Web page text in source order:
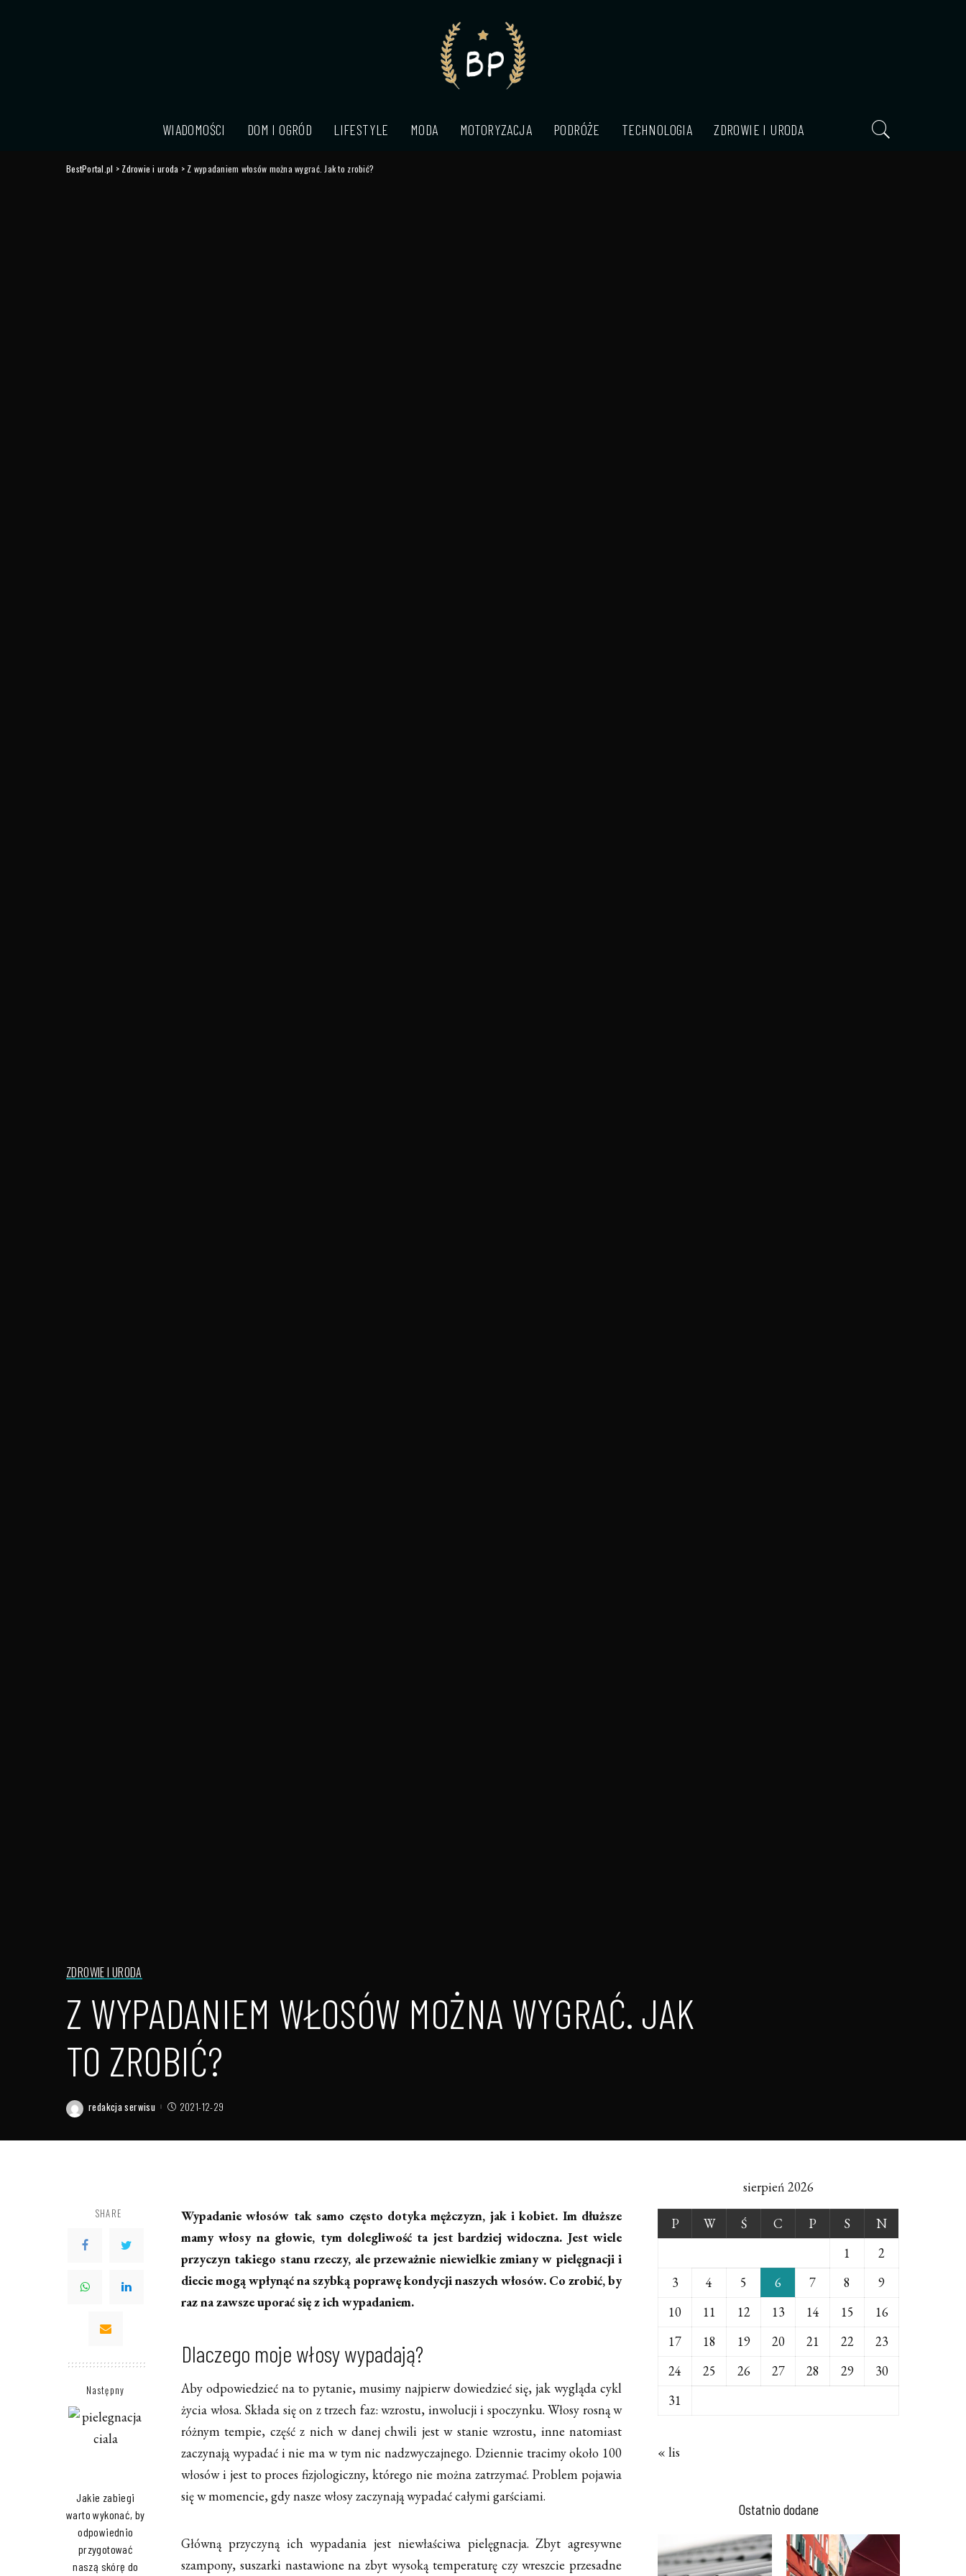
WIADOMOŚCI DOM I OGRÓD LIFESTYLE MODA MOTORYZACJA PODRÓŻE TECHNOLOGIA ZDROWIE I URODA
BestPortal.pl > Zdrowie i uroda > Z wypadaniem włosów można wygrać. Jak to zrobić?
ZDROWIE I URODA
Z WYPADANIEM WŁOSÓW MOŻNA WYGRAĆ. JAK
TO ZROBIĆ?
Posted
redakcja serwisu 2021-12-29
SHARE
Następny
Jakie zabiegi
warto wykonać, by
odpowiednio
przygotować
naszą skórę do
Wypadanie włosów tak samo często dotyka mężczyzn, jak i kobiet. Im dłuższe
mamy włosy na głowie, tym dolegliwość ta jest bardziej widoczna. Jest wiele
przyczyn takiego stanu rzeczy, ale przeważnie niewielkie zmiany w pielęgnacji i
diecie mogą wpłynąć na szybką poprawę kondycji naszych włosów. Co zrobić, by
raz na zawsze uporać się z ich wypadaniem.
Dlaczego moje włosy wypadają?
Aby odpowiedzieć na to pytanie, musimy najpierw dowiedzieć się, jak wygląda cykl
życia włosa. Składa się on z trzech faz: wzrostu, inwolucji i spoczynku. Włosy rosną w
różnym tempie, część z nich w danej chwili jest w stanie wzrostu, inne natomiast
zaczynają wypadać i nie ma w tym nic nadzwyczajnego. Dziennie tracimy około 100
włosów i jest to proces fizjologiczny, którego nie można zatrzymać. Problem pojawia
się w momencie, gdy nasze włosy zaczynają wypadać całymi garściami.
Główną przyczyną ich wypadania jest niewłaściwa pielęgnacja. Zbyt agresywne
szampony, suszarki nastawione na zbyt wysoką temperaturę czy wreszcie przesadne
sierpień 2026
P W Ś C P S
N
1
2
3
4 5 6 7 8
9
10
11 12 13 14 15
16
17
18 19 20 21 22
23
24
25 26 27 28 29
30
31
« lis
Ostatnio dodane